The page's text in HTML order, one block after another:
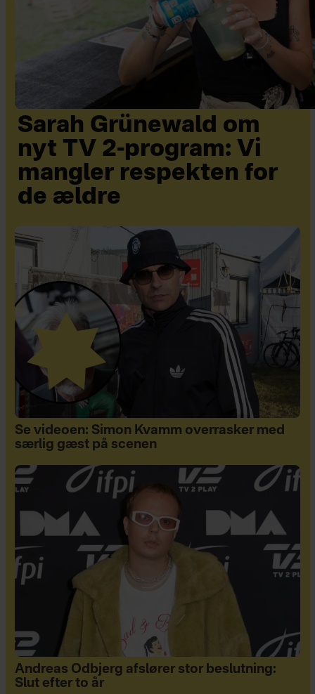
Sarah Grünewald om
nyt TV 2-program: Vi
mangler respekten for
de ældre
Se videoen: Simon Kvamm overrasker med
særlig gæst på scenen
Andreas Odbjerg afslører stor beslutning:
Slut efter to år